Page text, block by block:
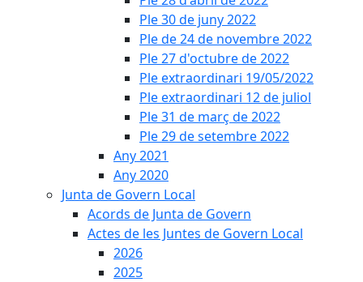
Ple 30 de juny 2022
Ple de 24 de novembre 2022
Ple 27 d'octubre de 2022
Ple extraordinari 19/05/2022
Ple extraordinari 12 de juliol
Ple 31 de març de 2022
Ple 29 de setembre 2022
Any 2021
Any 2020
Junta de Govern Local
Acords de Junta de Govern
Actes de les Juntes de Govern Local
2026
2025